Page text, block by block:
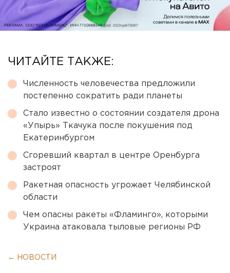
ЧИТАЙТЕ ТАКЖЕ:
Численность человечества предложили
постепенно сократить ради планеты
Стало известно о состоянии создателя дрона
«Упырь» Ткачука после покушения под
Екатеринбургом
Сгоревший квартал в центре Оренбурга
застроят
Ракетная опасность угрожает Челябинской
области
Чем опасны ракеты «Фламинго», которыми
Украина атаковала тыловые регионы РФ
← НОВОСТИ